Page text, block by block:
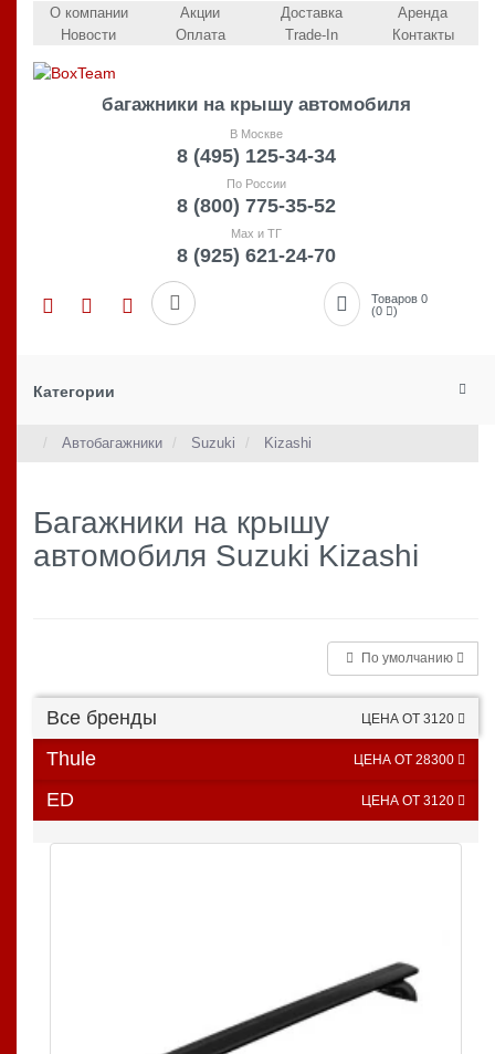
О компании
Новости
Акции
Оплата
Доставка
Trade-In
Аренда
Контакты
багажники на крышу автомобиля
В Москве
8 (495) 125-34-34
По России
8 (800) 775-35-52
Max и ТГ
8 (925) 621-24-70
Товаров 0
(0
)
Категории
Автобагажники Suzuki Kizashi
Багажники на крышу
автомобиля Suzuki Kizashi
По умолчанию
Все бренды ЦЕНА ОТ 3120
Thule ЦЕНА ОТ 28300
ED ЦЕНА ОТ 3120